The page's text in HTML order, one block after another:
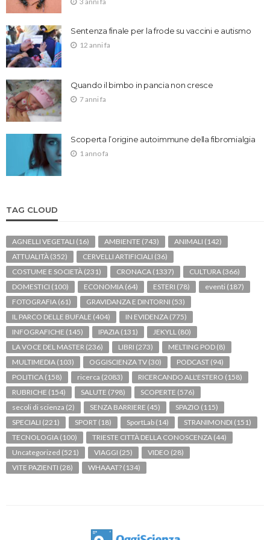
Sentenza finale per la frode su vaccini e autismo
12 anni fa
Quando il bimbo in pancia non cresce
7 anni fa
Scoperta l’origine autoimmune della fibromialgia
1 anno fa
TAG CLOUD
AGNELLI VEGETALI (16) AMBIENTE (743) ANIMALI (142)
ATTUALITÀ (352) CERVELLI ARTIFICIALI (36)
COSTUME E SOCIETÀ (231) CRONACA (1337) CULTURA (366)
DOMESTICI (100) ECONOMIA (64) ESTERI (78) eventi (187)
FOTOGRAFIA (61) GRAVIDANZA E DINTORNI (53)
IL PARCO DELLE BUFALE (404) IN EVIDENZA (775)
INFOGRAFICHE (145) IPAZIA (131) JEKYLL (80)
LA VOCE DEL MASTER (236) LIBRI (273) MELTING POD (8)
MULTIMEDIA (103) OGGISCIENZA TV (30) PODCAST (94)
POLITICA (158) ricerca (2083) RICERCANDO ALL'ESTERO (158)
RUBRICHE (154) SALUTE (798) SCOPERTE (576)
secoli di scienza (2) SENZA BARRIERE (45) SPAZIO (115)
SPECIALI (221) SPORT (18) SportLab (14) STRANIMONDI (151)
TECNOLOGIA (100) TRIESTE CITTÀ DELLA CONOSCENZA (44)
Uncategorized (521) VIAGGI (25) VIDEO (28)
VITE PAZIENTI (28) WHAAAT? (134)